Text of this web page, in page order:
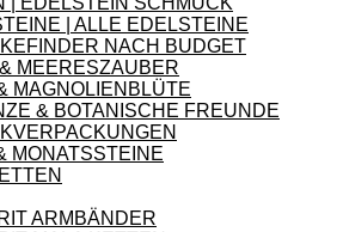
| ALLE EDELSTEINE
NACH BUDGET
MEERESZAUBER
MAGNOLIENBLÜTE
& BOTANISCHE FREUNDE
MONATSSTEINE
ARMBÄNDER